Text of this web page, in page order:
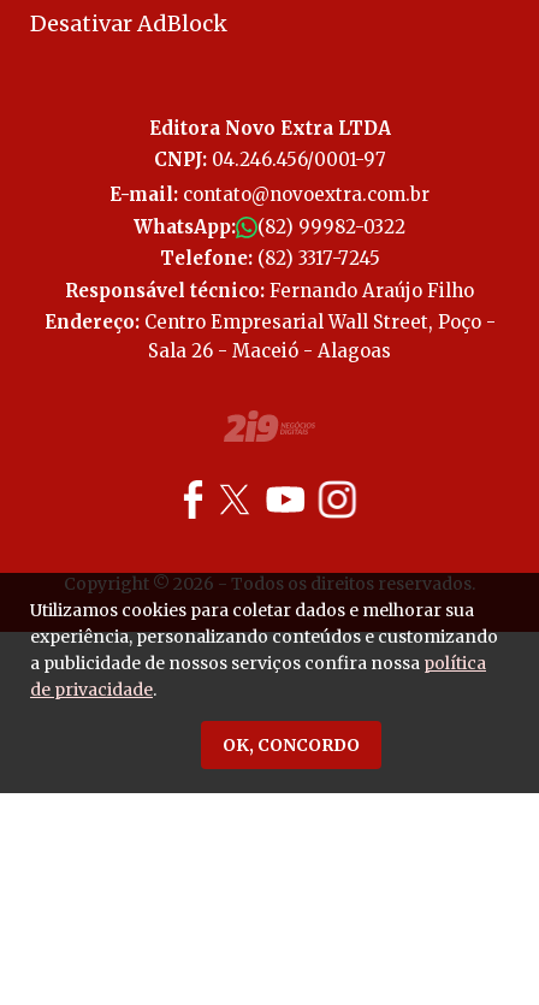
Desativar AdBlock
Editora Novo Extra LTDA
CNPJ:04.246.456/0001-97
E-mail: contato@novoextra.com.br
WhatsApp:
(82) 99982-0322
Telefone:(82) 3317-7245
Responsável técnico: Fernando Araújo Filho
Endereço:Centro Empresarial Wall Street, Poço -
Sala 26 - Maceió - Alagoas
Copyright © 2026 - Todos os direitos reservados.
Utilizamos cookies para coletar dados e melhorar sua
experiência, personalizando conteúdos e customizando
a publicidade de nossos serviços confira nossa política
de privacidade.
OK, CONCORDO